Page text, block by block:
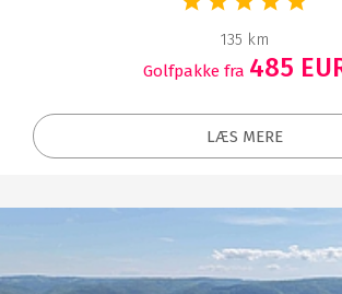
135 km
Golfpakke fra 485
LÆS MERE